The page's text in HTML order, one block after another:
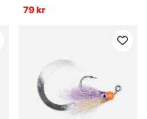
79 kr